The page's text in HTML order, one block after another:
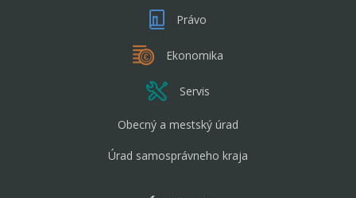
Právo
Ekonomika
Servis
Obecný a mestský úrad
Úrad samosprávneho kraja